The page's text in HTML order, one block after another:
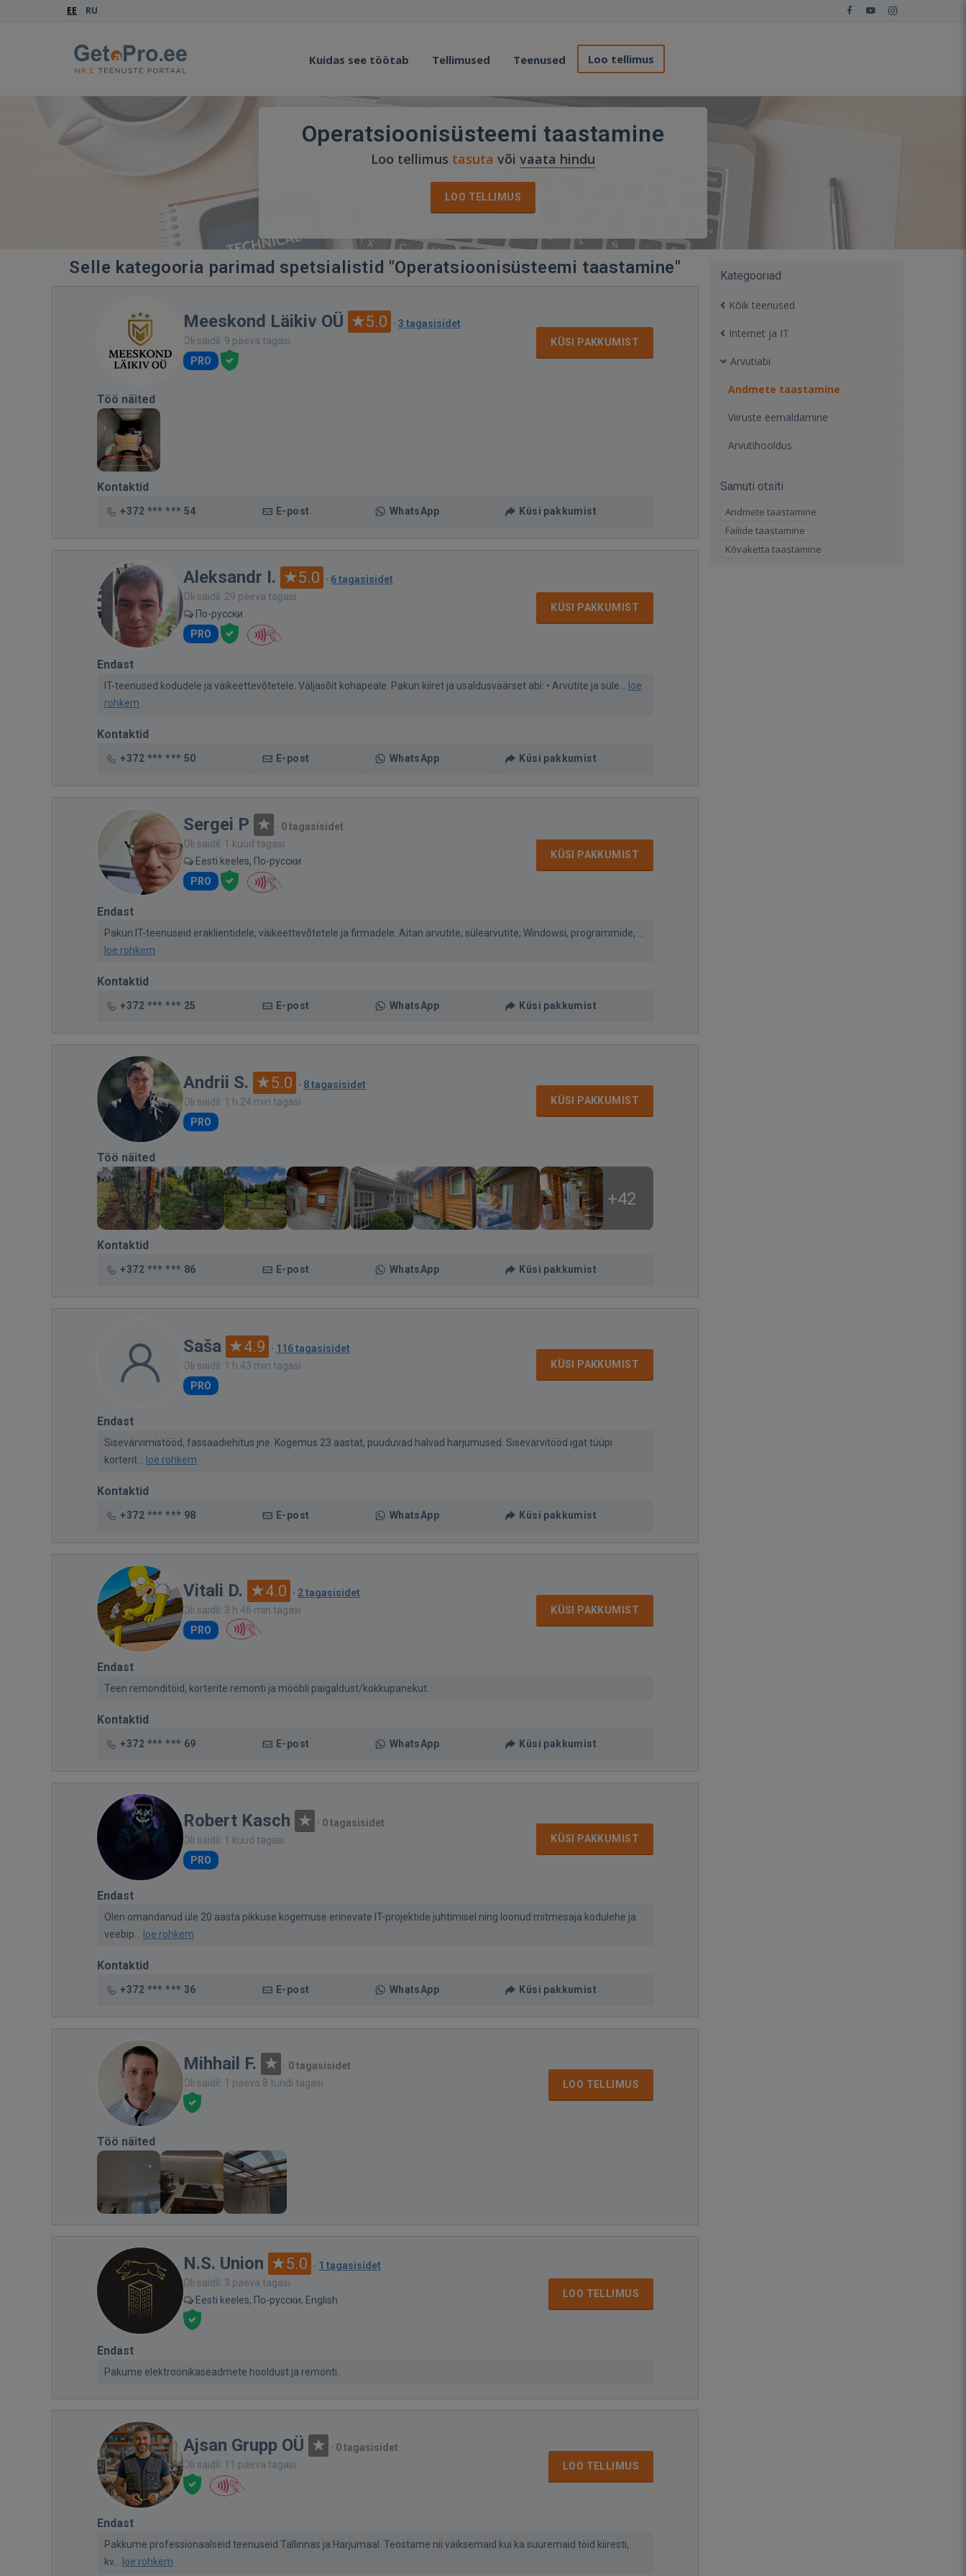
EE RU
Kuidas see töötab Tellimused Teenused Loo tellimus
Operatsioonisüsteemi taastamine
Loo tellimus tasuta või vaata hindu
LOO TELLIMUS
Selle kategooria parimad spetsialistid "Operatsioonisüsteemi taastamine"
Meeskond Läikiv OÜ 5.0 · 3 tagasisidet
Oli saidil: 9 päeva tagasi
PRO
KÜSI PAKKUMIST
Töö näited
Kontaktid
+372 *** *** 54 E-post WhatsApp Küsi pakkumist
Aleksandr I. 5.0 · 6 tagasisidet
Oli saidil: 29 päeva tagasi
По-русски
PRO
KÜSI PAKKUMIST
Endast
IT-teenused kodudele ja väikeettevõtetele. Väljasõit kohapeale. Pakun kiiret ja usaldusväärset abi: • Arvutite ja süle...
loe
rohkem
Kontaktid
+372 *** *** 50 E-post WhatsApp Küsi pakkumist
Sergei P · 0 tagasisidet
Oli saidil: 1 kuud tagasi
Eesti keeles, По-русски
PRO
KÜSI PAKKUMIST
Endast
Pakun IT-teenuseid eraklientidele, väikeettevõtetele ja firmadele. Aitan arvutite, sülearvutite, Windowsi, programmide, ...
loe rohkem
Kontaktid
+372 *** *** 25 E-post WhatsApp Küsi pakkumist
Andrii S. 5.0 · 8 tagasisidet
Oli saidil: 1 h 24 min tagasi
PRO
KÜSI PAKKUMIST
Töö näited
+42
Kontaktid
+372 *** *** 86 E-post WhatsApp Küsi pakkumist
Saša 4.9 · 116 tagasisidet
Oli saidil: 1 h 43 min tagasi
PRO
KÜSI PAKKUMIST
Endast
Sisevärvimistööd, fassaadiehitus jne. Kogemus 23 aastat, puuduvad halvad harjumused. Sisevärvitööd igat tüüpi
korterit...
loe rohkem
Kontaktid
+372 *** *** 98 E-post WhatsApp Küsi pakkumist
Vitali D. 4.0 · 2 tagasisidet
Oli saidil: 3 h 46 min tagasi
PRO
KÜSI PAKKUMIST
Endast
Teen remonditöid, korterite remonti ja mööbli paigaldust/kokkupanekut.
Kontaktid
+372 *** *** 69 E-post WhatsApp Küsi pakkumist
Robert Kasch · 0 tagasisidet
Oli saidil: 1 kuud tagasi
PRO
KÜSI PAKKUMIST
Endast
Olen omandanud üle 20 aasta pikkuse kogemuse erinevate IT-projektide juhtimisel ning loonud mitmesaja kodulehe ja
veebip...
loe rohkem
Kontaktid
+372 *** *** 36 E-post WhatsApp Küsi pakkumist
Mihhail F. · 0 tagasisidet
Oli saidil: 1 päeva 8 tundi tagasi
LOO TELLIMUS
Töö näited
N.S. Union 5.0 · 1 tagasisidet
Oli saidil: 3 päeva tagasi
Eesti keeles, По-русски, English
LOO TELLIMUS
Endast
Pakume elektroonikaseadmete hooldust ja remonti.
Ajsan Grupp OÜ · 0 tagasisidet
Oli saidil: 11 päeva tagasi
LOO TELLIMUS
Endast
Pakkume professionaalseid teenuseid Tallinnas ja Harjumaal. Teostame nii väiksemaid kui ka suuremaid töid kiiresti,
kv...
loe rohkem
Kategooriad
Kõik teenused
Internet ja IT
Arvutiabi
Andmete taastamine
Viiruste eemaldamine
Arvutihooldus
Samuti otsiti
Andmete taastamine
Failide taastamine
Kõvaketta taastamine